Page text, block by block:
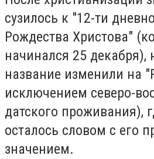
сузилось к "12-ти
Рождества Христова"
начинался 25 декабря),
название изменили на
исключением северо-
датского проживания),
осталось словом с его
значением.